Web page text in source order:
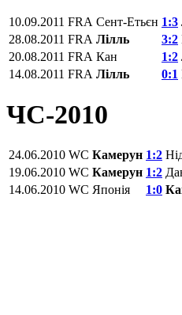
10.09.2011 FRA Сент-Етьєн 1:3
28.08.2011 FRA Лілль 3:2
20.08.2011 FRA Кан 1:2
14.08.2011 FRA Лілль 0:1
ЧС-2010
24.06.2010 WC Камерун 1:2
19.06.2010 WC Камерун 1:2
14.06.2010 WC Японія 1:0